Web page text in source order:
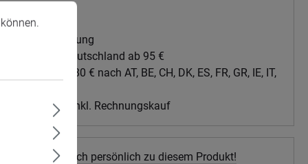
per DHL
portofrei in Deutschland ab 95 €
portofrei ab 180 € nach AT, BE, CH, DK, ES, FR, GR, IE, IT,
Zahlungsarten inkl. Rechnungskauf
Sie gerne auch persönlich zu diesem Produkt!
Mehr Informationen ...